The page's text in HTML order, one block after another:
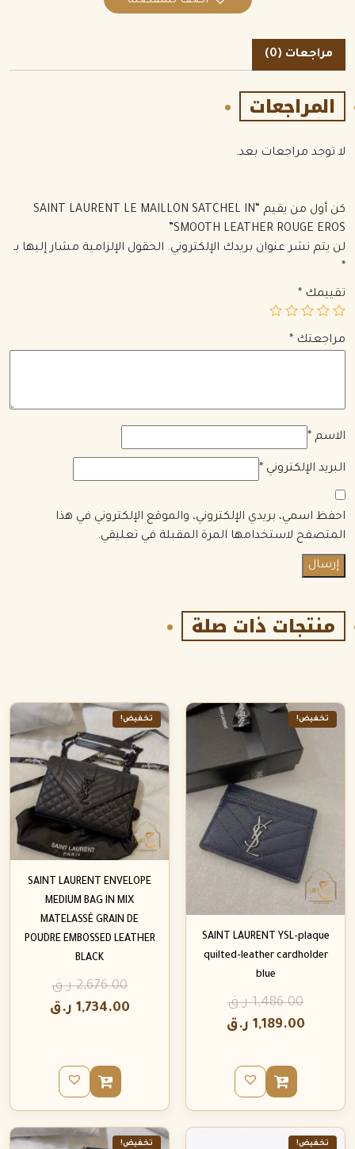
مراجعات (0)
المراجعات
لا توجد مراجعات بعد.
كن أول من يقيم “SAINT LAURENT LE MAILLON SATCHEL IN
SMOOTH LEATHER ROUGE EROS”
لن يتم نشر عنوان بريدك الإلكتروني. الحقول الإلزامية مشار إليها بـ
*
تقييمك *
مراجعتك *
الاسم *
البريد الإلكتروني *
احفظ اسمي، بريدي الإلكتروني، والموقع الإلكتروني في هذا
المتصفح لاستخدامها المرة المقبلة في تعليقي.
منتجات ذات صلة
تخفيض!
SAINT LAURENT YSL-plaque
quilted-leather cardholder
blue
1,486.00 ر.ق
1,189.00 ر.ق
تخفيض!
SAINT LAURENT ENVELOPE
MEDIUM BAG IN MIX
MATELASSÉ GRAIN DE
POUDRE EMBOSSED LEATHER
BLACK
2,676.00 ر.ق
1,734.00 ر.ق
تخفيض! تخفيض!